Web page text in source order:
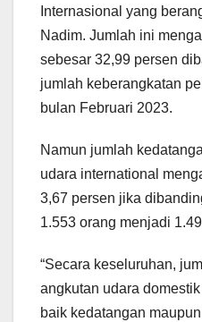
Internasional yang
Nadim. Jumlah ini
sebesar 32,99 persen
jumlah keberangkatan
bulan Februari 2023.
Namun jumlah
udara international
3,67 persen jika
1.553 orang menjadi
“Secara keseluruhan,
angkutan udara
baik kedatangan